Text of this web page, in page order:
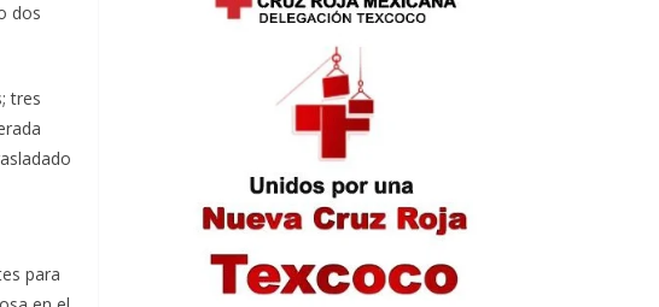
dos
tres
para